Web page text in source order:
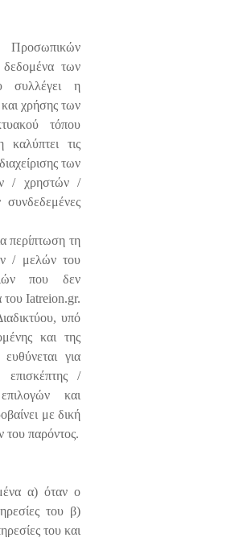
των
συλλέγει η
χρήσης των
τόπου
τις
των
/ χρηστών /
περίπτωση τη
/ μελών του
που δεν
του Iatreion.gr.
υπό
και της
για
επισκέπτης /
και
με δική
παρόντος.
α) όταν ο
του β)
του και